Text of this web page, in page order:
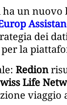
ha un nuovo
dei
la
Redion
Life